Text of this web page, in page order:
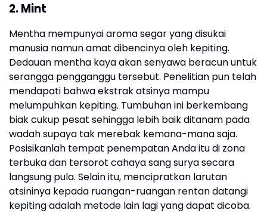
2. Mint
Mentha mempunyai aroma segar yang disukai
manusia namun amat dibencinya oleh kepiting.
Dedauan mentha kaya akan senyawa beracun untuk
serangga pengganggu tersebut. Penelitian pun telah
mendapati bahwa ekstrak atsinya mampu
melumpuhkan kepiting. Tumbuhan ini berkembang
biak cukup pesat sehingga lebih baik ditanam pada
wadah supaya tak merebak kemana-mana saja.
Posisikanlah tempat penempatan Anda itu di zona
terbuka dan tersorot cahaya sang surya secara
langsung pula. Selain itu, mencipratkan larutan
atsininya kepada ruangan-ruangan rentan datangi
kepiting adalah metode lain lagi yang dapat dicoba.